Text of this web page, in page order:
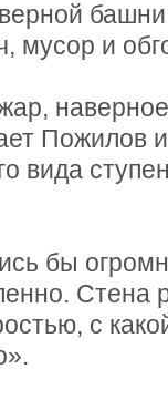
мусор и
Пожилов
вида
бы
Стена
с